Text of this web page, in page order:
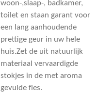
woon-,slaap-, badkamer,
toilet en staan garant voor
een lang aanhoudende
prettige geur in uw hele
huis.Zet de uit natuurlijk
materiaal vervaardigde
stokjes in de met aroma
gevulde fles.